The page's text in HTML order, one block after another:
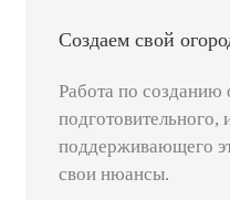
Создаем свой
Работа по созданию
подготовительного,
поддерживающего
свои нюансы.